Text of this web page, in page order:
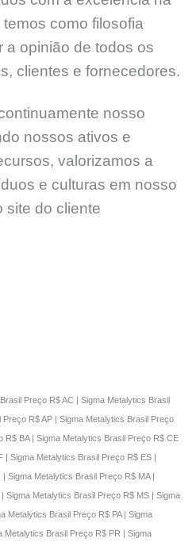
como filosofia
a opinião de todos os
clientes e fornecedores.
nosso
nossos ativos e
valorizamos a
e culturas em nosso
site do cliente
Preço R$ AC | Sigma Metalytics Brasil
R$ AP | Sigma Metalytics Brasil Preço
R$ BA | Sigma Metalytics Brasil Preço R$ CE
| Sigma Metalytics Brasil Preço R$ ES |
Sigma Metalytics Brasil Preço R$ MA |
Sigma Metalytics Brasil Preço R$ MS | Sigma
Metalytics Brasil Preço R$ PA | Sigma
Metalytics Brasil Preço R$ PR | Sigma